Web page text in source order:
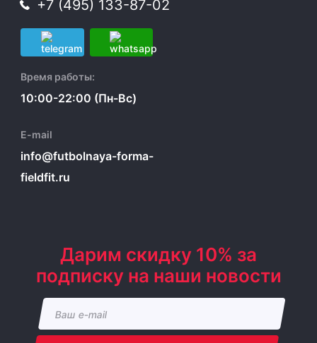
+7 (495) 133-87-02
Время работы:
10:00-22:00 (Пн-Вс)
E-mail
info@futbolnaya-forma-
fieldfit.ru
Дарим скидку 10% за
подписку на наши новости